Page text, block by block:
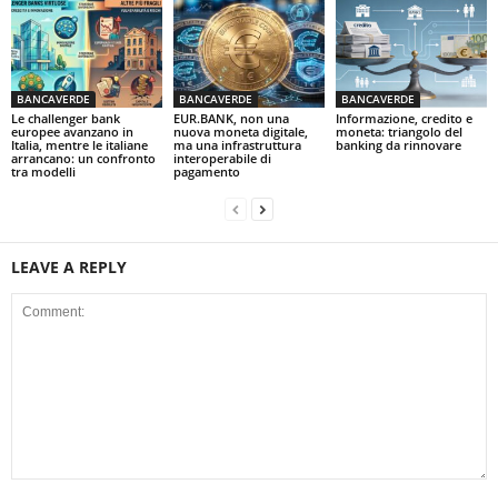
BANCAVERDE
Le challenger bank
europee avanzano in
Italia, mentre le italiane
arrancano: un confronto
tra modelli
BANCAVERDE
EUR.BANK, non una
nuova moneta digitale,
ma una infrastruttura
interoperabile di
pagamento
BANCAVERDE
Informazione, credito e
moneta: triangolo del
banking da rinnovare
LEAVE A REPLY